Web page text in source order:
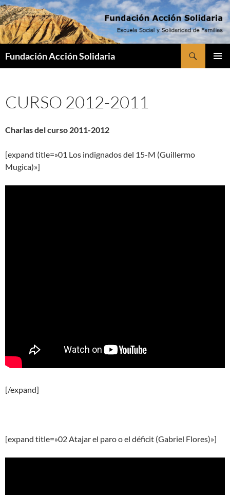
Saltar
al
contenido
Fundación Acción Solidaria
CURSO 2012-2011
Charlas del curso 2011-2012
[expand title=»01 Los indignados del 15-M (Guillermo
Mugica)»]
[/expand]
[expand title=»02 Atajar el paro o el déficit (Gabriel Flores)»]